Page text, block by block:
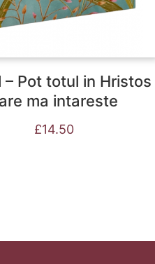
– Pot totul in Hristos
ma intareste
£14.50